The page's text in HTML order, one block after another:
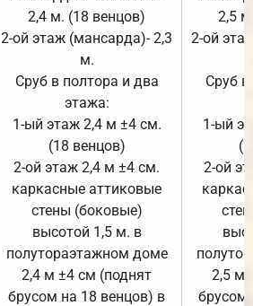
2,4 м. (18 венцов)
2-ой этаж (мансарда)- 2,3
м.
Сруб в полтора и два
этажа:
1-ый этаж 2,4 м ±4 см.
(18 венцов)
2-ой этаж 2,4 м ±4 см.
каркасные аттиковые
стены (боковые)
высотой 1,5 м. в
полутораэтажном доме
2,4 м ±4 см (поднят
брусом на 18 венцов) в
2,5
2-ой
Сруб
1-ый
2-ой
2,5 м
брусом